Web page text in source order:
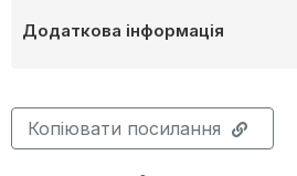
Додаткова інформація
Копіювати посилання